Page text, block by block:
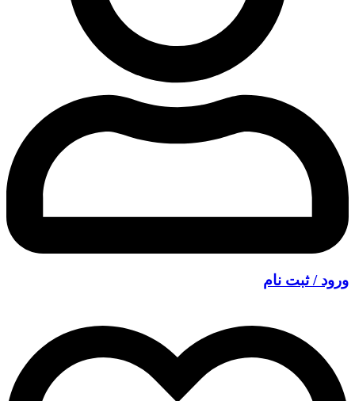
ورود / ثبت نام